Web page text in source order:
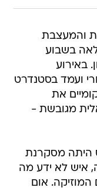
והמעצבת
בשבוע
באירוע
ועמד בסטנדרט
את
מגובשת -
היתה מסקרנת
איש לא ידע מה
אום